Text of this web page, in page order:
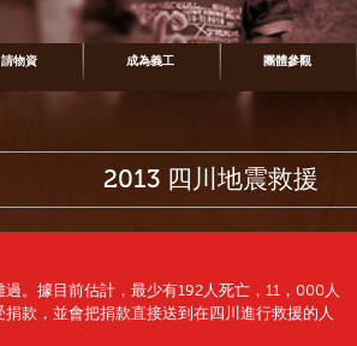
物資 成為義工 團體參觀
2013 四川地震救援
。據目前估計，最少有192人死亡，11，000人
款，並會把捐款直接送到在四川進行救援的人